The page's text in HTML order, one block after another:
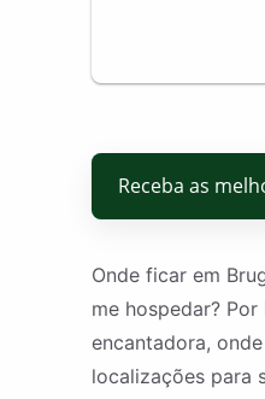
Receba as
Onde ficar em
me hospedar? Por
encantadora,
localizações para